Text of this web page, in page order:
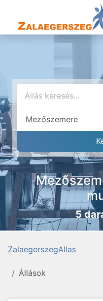
5
ZalaegerszegAllas
Állások